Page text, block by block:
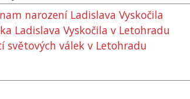
narození Ladislava Vyskočila
Ladislava Vyskočila v Letohradu
světových válek v Letohradu